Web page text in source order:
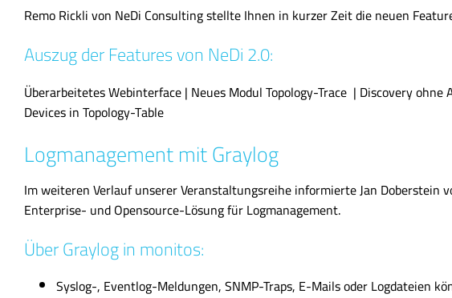
Remo Rickli von NeDi Consulting stellte Ihnen in kurzer Zeit die neuen
Auszug der Features von NeDi 2.0:
Überarbeitetes Webinterface | Neues Modul Topology-Trace | Discovery
Devices in Topology-Table
Logmanagement mit Graylog
Im weiteren Verlauf unserer Veranstaltungsreihe informierte Jan Doberstein
Enterprise- und Opensource-Lösung für Logmanagement.
Über Graylog in monitos:
Syslog-, Eventlog-Meldungen, SNMP-Traps, E-Mails oder Logdateien